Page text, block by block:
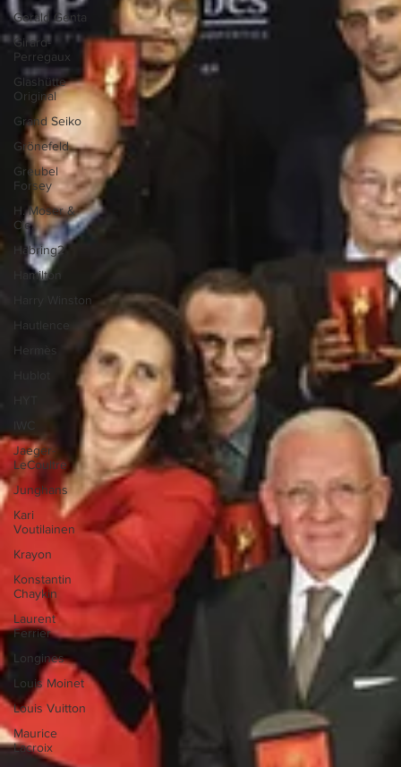
Gerald Genta
Girard-
Perregaux
Glashütte
Original
Grand Seiko
Grönefeld
Greubel
Forsey
H. Moser &
Cie.
Habring2
Hamilton
Harry Winston
Hautlence
Hermès
IWC
Jaeger-
LeCoultre
Junghans
Kari
Voutilainen
Krayon
Konstantin
Chaykin
Laurent
Ferrier
Longines
Louis Moinet
Louis Vuitton
Maurice
Lacroix